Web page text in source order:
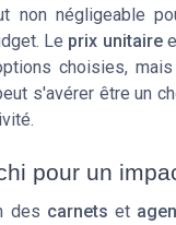
non négligeable
Le prix unitaire
choisies,
s'avérer être un
pour un
des carnets et